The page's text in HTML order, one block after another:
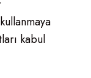
kabul